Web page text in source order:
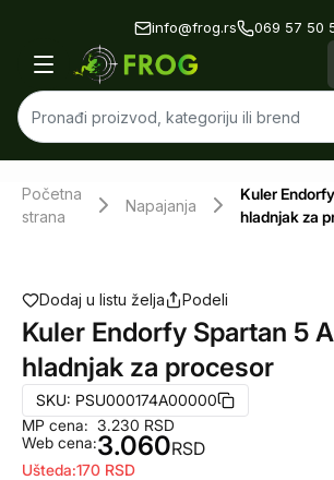
info@frog.rs 069 57 50
Početna
strana
Napajanja
Kuler
hladnjak za
Dodaj u listu želja Podeli
Kuler Endorfy Spartan 5
hladnjak za procesor
SKU: PSU000174A00000
MP cena:
Web cena:
3.230 RSD
3.060RSD
Ušteda:170 RSD